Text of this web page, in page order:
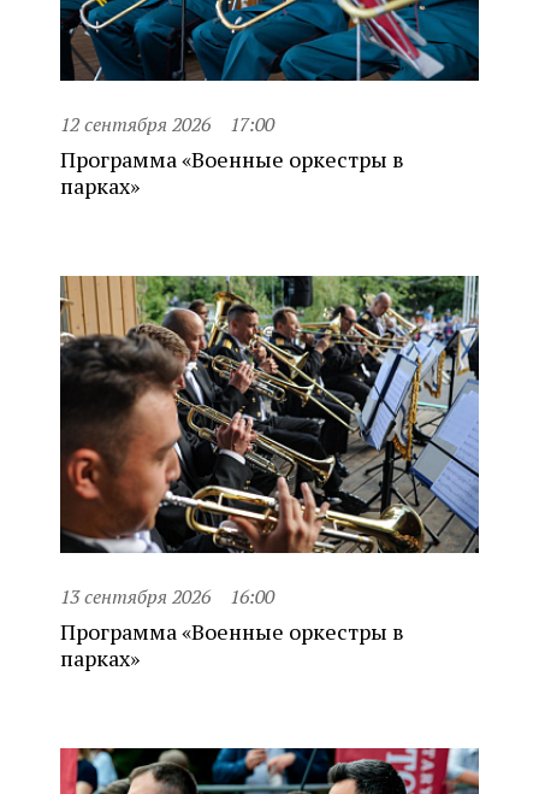
12 сентября 2026 17:00
Программа «Военные оркестры в
парках»
13 сентября 2026 16:00
Программа «Военные оркестры в
парках»